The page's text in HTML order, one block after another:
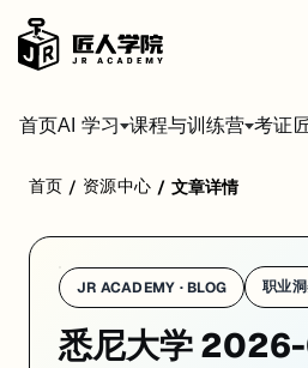
首页AI 学习 课程与训练营 考证
学校：悉尼大学 / University of
悉尼大学 2026-04-29 的重点消息是：上
01. 悉尼大学上海中心正式
：悉尼大学4 月 22 日宣布在中国
首页 / 资源中心 / 文章详情
JR ACADEMY · BLOG 职业
悉尼大学